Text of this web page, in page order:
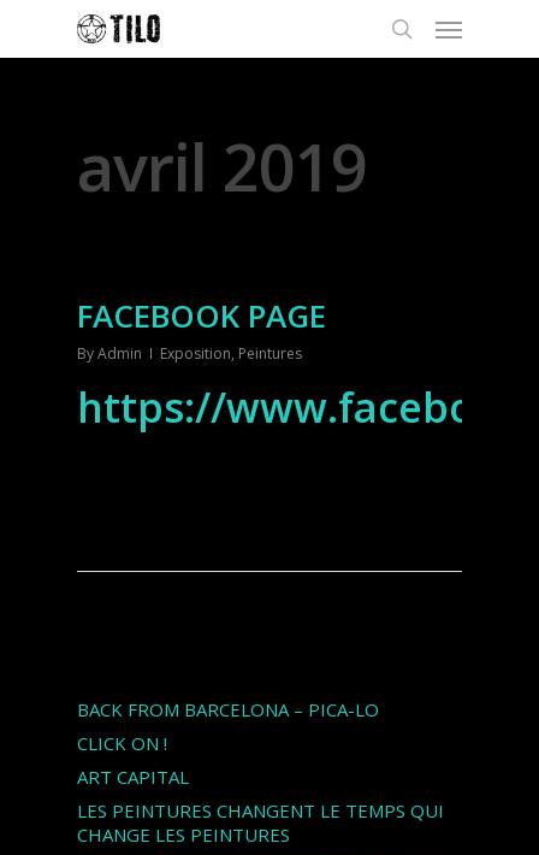
avril 2019
FACEBOOK PAGE
ByAdmin Exposition, Peintures
https://
BACK FROM BARCELONA – PICA-LO
CLICK ON !
ART CAPITAL
LES PEINTURES CHANGENT LE TEMPS QUI
CHANGE LES PEINTURES